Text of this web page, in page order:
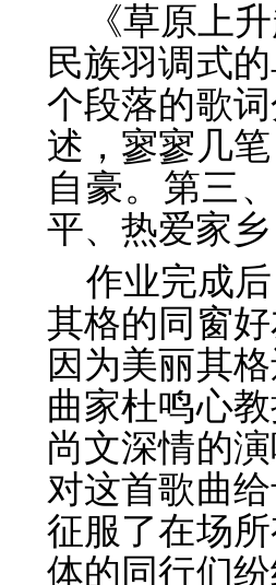
《草原上
民族羽调式
个段落的歌
述，寥寥几
自豪。第三
平、热爱家
作业完成
其格的同窗
因为美丽其
曲家杜鸣心
尚文深情的
对这首歌曲
征服了在场
体的同行们